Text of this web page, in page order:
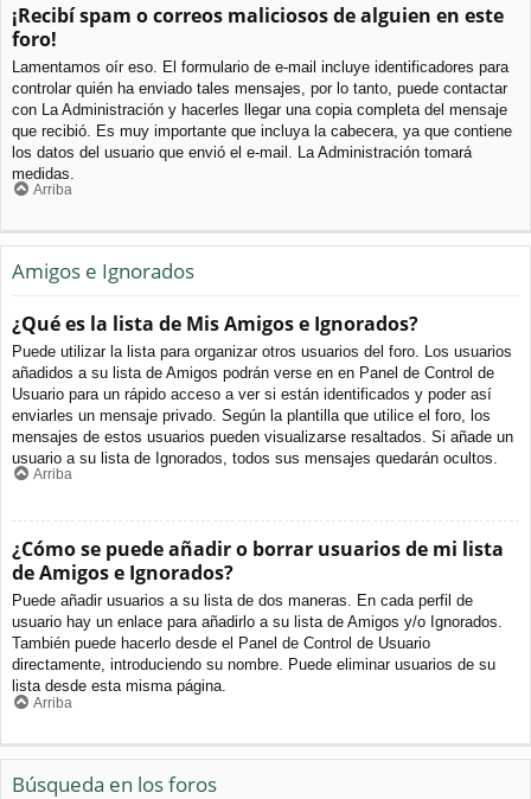
¡Recibí spam o correos maliciosos de alguien en este
foro!
Lamentamos oír eso. El formulario de e-mail incluye identificadores para
controlar quién ha enviado tales mensajes, por lo tanto, puede contactar
con La Administración y hacerles llegar una copia completa del mensaje
que recibió. Es muy importante que incluya la cabecera, ya que contiene
los datos del usuario que envió el e-mail. La Administración tomará
medidas.
Arriba
Amigos e Ignorados
¿Qué es la lista de Mis Amigos e Ignorados?
Puede utilizar la lista para organizar otros usuarios del foro. Los usuarios
añadidos a su lista de Amigos podrán verse en en Panel de Control de
Usuario para un rápido acceso a ver si están identificados y poder así
enviarles un mensaje privado. Según la plantilla que utilice el foro, los
mensajes de estos usuarios pueden visualizarse resaltados. Si añade un
usuario a su lista de Ignorados, todos sus mensajes quedarán ocultos.
Arriba
¿Cómo se puede añadir o borrar usuarios de mi lista
de Amigos e Ignorados?
Puede añadir usuarios a su lista de dos maneras. En cada perfil de
usuario hay un enlace para añadirlo a su lista de Amigos y/o Ignorados.
También puede hacerlo desde el Panel de Control de Usuario
directamente, introduciendo su nombre. Puede eliminar usuarios de su
lista desde esta misma página.
Arriba
Búsqueda en los foros